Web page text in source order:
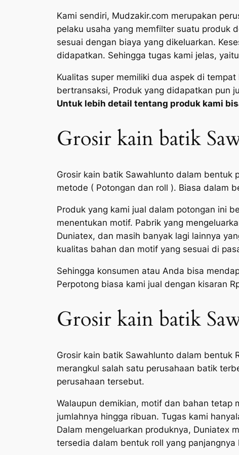
Kami sendiri, Mudzakir.com merupakan
pelaku usaha yang memfilter suatu produk
sesuai dengan biaya yang dikeluarkan.
didapatkan. Sehingga tugas kami jelas,
Kualitas super memiliki dua aspek di
bertransaksi, Produk yang didapatkan pun
Untuk lebih detail tentang produk kami
Grosir kain batik
Grosir kain batik Sawahlunto dalam bentuk
metode ( Potongan dan roll ). Biasa dalam
Produk yang kami jual dalam potongan ini
menentukan motif. Pabrik yang
Duniatex, dan masih banyak lagi lainnya
kualitas bahan dan motif yang sesuai di
Sehingga konsumen atau Anda bisa
Perpotong biasa kami jual dengan kisaran
Grosir kain batik
Grosir kain batik Sawahlunto dalam bentuk
merangkul salah satu perusahaan batik
perusahaan tersebut.
Walaupun demikian, motif dan bahan tetap
jumlahnya hingga ribuan. Tugas kami
Dalam mengeluarkan produknya, Duniatex
tersedia dalam bentuk roll yang